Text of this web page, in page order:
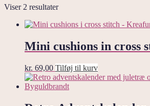
Viser 2 resultaterSorteret
seneste
Mini cushions in cross
kr. 69,00 Tilføj til kurv